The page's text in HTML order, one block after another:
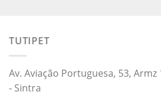
TUTIPET
Av. Aviação Portuguesa, 53,
- Sintra